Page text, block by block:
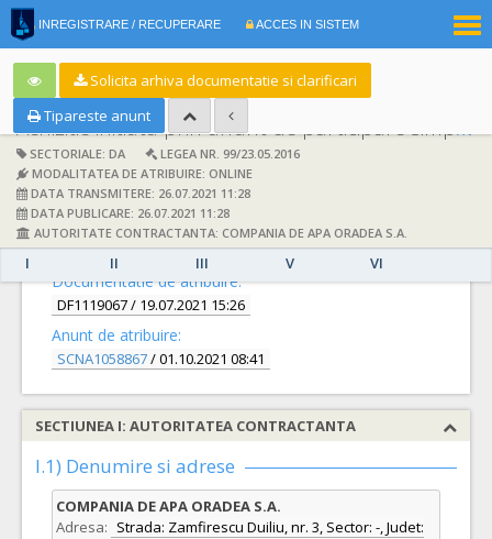
INREGISTRARE / RECUPERARE ACCES IN SISTEM
Solicita arhiva documentatie si clarificari
Tipareste anunt
Achizitie initiata prin anunt de participare simplificat:
SECTORIALE: DA
LEGEA NR. 99/23.05.2016
MODALITATEA DE ATRIBUIRE: ONLINE
DATA TRANSMITERE: 26.07.2021 11:28
DATA PUBLICARE: 26.07.2021 11:28
AUTORITATE CONTRACTANTA: COMPANIA DE APA ORADEA S.A.
I II III V VI
DETALII
Documentatie de atribuire:
DF1119067/ 19.07.2021 15:26
Anunt de atribuire:
SCNA1058867/ 01.10.2021 08:41
SECTIUNEA I: AUTORITATEA CONTRACTANTA
I.1) Denumire si adrese
COMPANIA DE APA ORADEA S.A.
Adresa: Strada: Zamfirescu Duiliu, nr. 3, Sector: -, Judet: